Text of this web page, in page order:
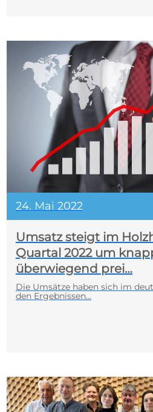
24. Mai 2022
Umsatz steigt im
Quartal 2022 um
überwiegend prei…
Die Umsätze haben sich im
den Ergebnissen…